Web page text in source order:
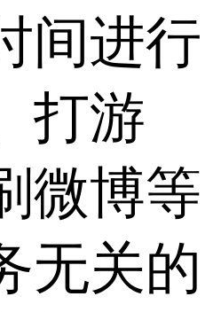
间进行
打游
微博等
无关的